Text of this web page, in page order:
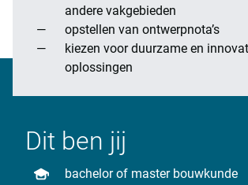
andere vakgebieden
opstellen van ontwerpnota’s
kiezen voor duurzame en
oplossingen
Dit ben jij
bachelor of master bouwkunde